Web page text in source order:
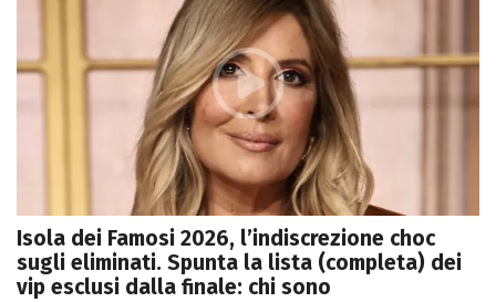
Isola dei Famosi 2026, l’indiscrezione choc
sugli eliminati. Spunta la lista (completa) dei
vip esclusi dalla finale: chi sono